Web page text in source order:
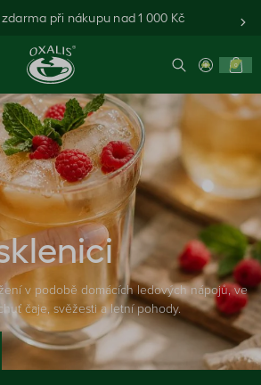
při nákupu nad 1 000 Kč
0
v podobě domácích ledových nápojů, ve
čaje, svěžesti a letní pohody.